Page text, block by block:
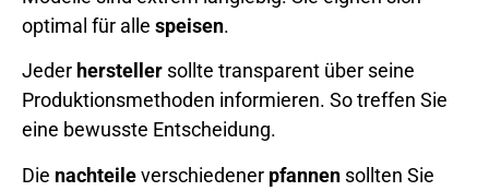
optimal für alle speisen.
Jeder hersteller sollte transparent über seine
Produktionsmethoden informieren. So treffen Sie
eine bewusste Entscheidung.
Die nachteileverschiedener pfannen sollten Sie